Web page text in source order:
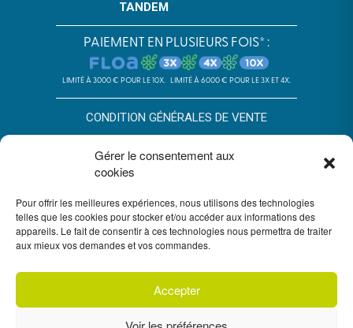
Gérer le consentement aux
cookies
Pour offrir les meilleures expériences, nous utilisons des technologies
telles que les cookies pour stocker et/ou accéder aux informations des
appareils. Le fait de consentir à ces technologies nous permettra de traiter
aux mieux vos demandes et vos commandes.
Accepter
TANDEM
PAIEMENT EN PLUSIEURS FOIS* :
LIMITÉ À 3000 € POUR LE 10X. LIMITÉ À 6000 € POUR LE 3X ET 4X.
CONDITION GÉNÉRALES DE VENTE
*SOUS RÉSERVE D’ACCEPTATION DU DOSSIER PAR FLOA. SA AU
IMMEUBLE G7, 71 RUE LUCIEN FAURE 33300 BORDEAUX,
CONTRÔLE DE L’AUTORITÉ DE CONTRÔLE PRUDENTIEL ET DE
RÉSOLUTION, 4 PLACE DE BUDAPEST CS 92459, 75436 PARIS.
VOUS DISPOSEZ DU DÉLAI LÉGAL DE RÉTRACTATION. VOIR